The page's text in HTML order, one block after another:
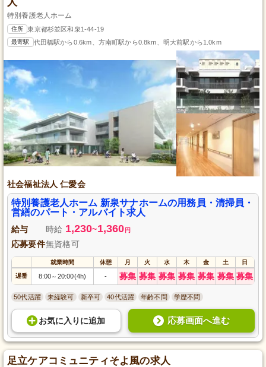
特別養護老人ホーム
住所 東京都杉並区和泉1-44-19
最寄駅 代田橋駅から0.6km、方南町駅から0.8km、明大前駅から1.0km
社会福祉法人 仁愛会
特別養護老人ホーム 新泉サナホームの用務員・清掃員・
営繕のパート・アルバイト求人
給与 時給 1,230~1,360 円
応募要件無資格可
就業時間 休憩 月 火 水 木 金 土 日
遅番 8:00～ 20:00(4h) - 募集 募集 募集 募集 募集 募集 募集
50代活躍 未経験可 新卒可 40代活躍 年齢不問 学歴不問
お気に入り に追加 応募画面へ進む
足立ケアコミュニティそよ風の求人